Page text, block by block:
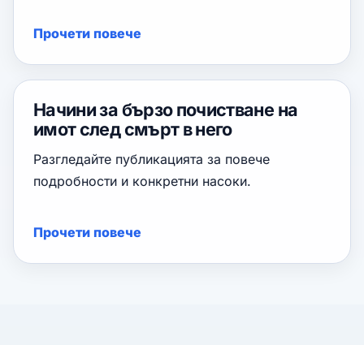
Прочети повече
Начини за бързо почистване на
имот след смърт в него
Разгледайте публикацията за повече
подробности и конкретни насоки.
Прочети повече